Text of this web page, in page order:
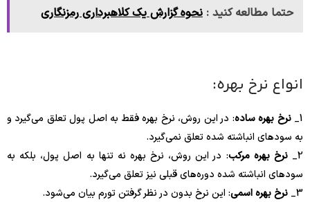
حتما مطالعه کنید : نحوه گزارش یک کلاهبرداری رمزنگاری
انواع نرخ بهره:
1_ نرخ بهره ساده: در این روش، نرخ بهره فقط به اصل پول تعلق می‌گیرد و
به سودهای انباشته شده تعلق نمی‌گیرد.
2_
نرخ بهره مرکب: در این روش، نرخ بهره نه تنها به اصل پول، بلکه به
سودهای انباشته شده دوره‌های قبلی نیز تعلق می‌گیرد.
3_ نرخ بهره اسمی: این نرخ بدون در نظر گرفتن تورم بیان می‌شود.